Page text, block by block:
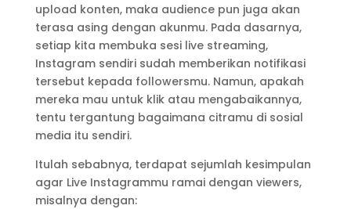
upload konten, maka audience pun juga akan
terasa asing dengan akunmu. Pada dasarnya,
setiap kita membuka sesi live streaming,
Instagram sendiri sudah memberikan notifikasi
tersebut kepada followersmu. Namun, apakah
mereka mau untuk klik atau mengabaikannya,
tentu tergantung bagaimana citramu di sosial
media itu sendiri.
Itulah sebabnya, terdapat sejumlah kesimpulan
agar Live Instagrammu ramai dengan viewers,
misalnya dengan: